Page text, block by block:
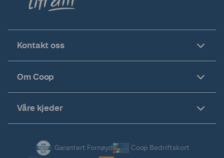
Kontakt oss
Om Coop
Våre kjeder
Garantert Fornøyd Coop Bedriftskort